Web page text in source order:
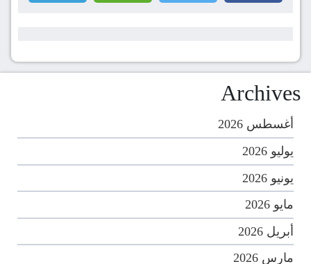
Archives
أغسطس 2026
يوليو 2026
يونيو 2026
مايو 2026
أبريل 2026
مارس 2026